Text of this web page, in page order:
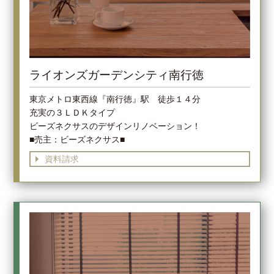
ライオンズガーデンシティ南行徳
東京メトロ東西線『南行徳』駅 徒歩１４分
充実の３ＬＤＫタイプ
ビーズネクサスのデザインリノベーション！
■売主：ビーズネクサス■
資料請求